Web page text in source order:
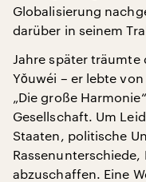
Globalisierung
darüber in seinem
Jahre später träumte
Yǒuwéi – er lebte von
„Die große
Gesellschaft. Um
Staaten, politische
abzuschaffen. Eine